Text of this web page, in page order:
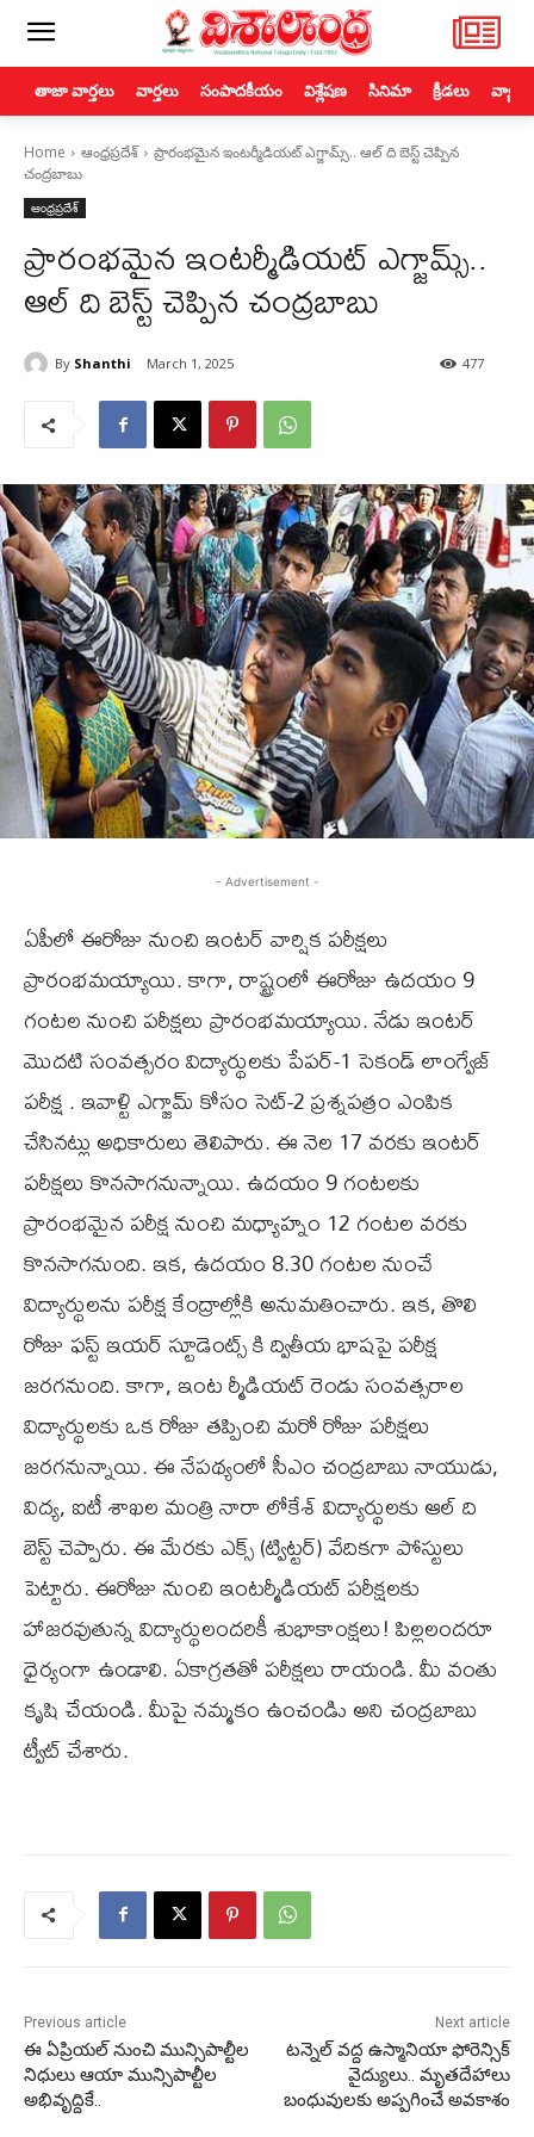
తాజా వార్తలు వార్తలు సంపాదకీయం విశ్లేషణ సినిమా క్రీడలు
Home ఆంధ్రప్రదేశ్
ప్రారంభ‌మైన ఇంట‌ర్మీడియ‌ట్ ఎగ్జామ్స్.. ఆల్ ది బెస్ట్ చెప్పిన
చంద్ర‌బాబు
ఆంధ్రప్రదేశ్
ప్రారంభ‌మైన ఇంట‌ర్మీడియ‌ట్ ఎగ్జామ్స్..
ఆల్ ది బెస్ట్ చెప్పిన చంద్ర‌బాబు
By Shanthi March 1, 2025 477
- Advertisement -
ఏపీలో ఈరోజు నుంచి ఇంట‌ర్ వార్షిక‌ ప‌రీక్ష‌లు
ప్రారంభ‌మ‌య్యాయి. కాగా, రాష్ట్రంలో ఈరోజు ఉద‌యం 9
గంట‌ల నుంచి ప‌రీక్ష‌లు ప్రారంభ‌మ‌య్యాయి. నేడు ఇంట‌ర్
మొద‌టి సంవ‌త్స‌రం విద్యార్థుల‌కు పేప‌ర్‌-1 సెకండ్ లాంగ్వేజ్
ప‌రీక్ష . ఇవాళ్టి ఎగ్జామ్ కోసం సెట్‌-2 ప్ర‌శ్న‌ప‌త్రం ఎంపిక
చేసిన‌ట్లు అధికారులు తెలిపారు. ఈ నెల 17 వ‌ర‌కు ఇంట‌ర్
ప‌రీక్ష‌లు కొన‌సాగ‌నున్నాయి. ఉదయం 9 గంటలకు
ప్రారంభ‌మైన ప‌రీక్ష‌ నుంచి మధ్యాహ్నం 12 గంటల వరకు
కొనసాగనుంది. ఇక‌, ఉదయం 8.30 గంటల నుంచే
విద్యార్థులను పరీక్ష కేంద్రాల్లోకి అనుమతించారు. ఇక, తొలి
రోజు ఫస్ట్ ఇయర్ స్టూడెంట్స్ కి ద్వితీయ భాషపై పరీక్ష
జరగనుంది. కాగా, ఇంట ర్మీడియట్‌ రెండు సంవత్సరాల
విద్యార్థులకు ఒక రోజు తప్పించి మరో రోజు పరీక్షలు
జరగనున్నాయి. ఈ నేప‌థ్యంలో సీఎం చంద్ర‌బాబు నాయుడు,
విద్య‌, ఐటీ శాఖ‌ల మంత్రి నారా లోకేశ్ విద్యార్థుల‌కు ఆల్ ది
బెస్ట్ చెప్పారు. ఈ మేర‌కు ఎక్స్ (ట్విట్ట‌ర్‌) వేదిక‌గా పోస్టులు
పెట్టారు. ఈరోజు నుంచి ఇంటర్మీడియట్ పరీక్షలకు
హాజరవుతున్న విద్యార్థులందరికీ శుభాకాంక్షలు! పిల్ల‌లంద‌రూ
ధైర్యంగా ఉండాలి. ఏకాగ్ర‌త‌తో ప‌రీక్ష‌లు రాయండి. మీ వంతు
కృషి చేయండి. మీపై నమ్మకం ఉంచండిు అని చంద్ర‌బాబు
ట్వీట్ చేశారు.
Previous article
ఈ ఏప్రియల్ నుంచి మున్సిపాల్టీల
నిధులు ఆయా మున్సిపాల్టీల
అభివృద్దికే..
Next article
ట‌న్నెల్ వ‌ద్ద ఉస్మానియా ఫోరెన్సిక్
వైద్యులు.. మృత‌దేహాలు
బంధువుల‌కు అప్ప‌గించే అవ‌కాశం